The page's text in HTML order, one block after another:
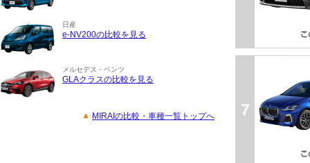
日産
e-NV200の比較を見る
メルセデス・ベンツ
GLAクラスの比較を見る
MIRAIの比較・車種一覧トップへ 7